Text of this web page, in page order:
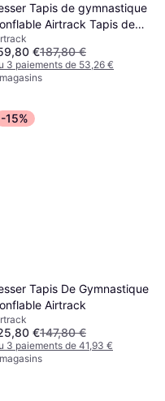
Tapis de gymnastique
Airtrack Tapis de
Tapis de gymnastique
4/5/6m Sac de transport &
à air électrique inclus
€187,80 €
3 paiements de 53,26 €
-15%
Tapis De Gymnastique
Airtrack
€147,80 €
3 paiements de 41,93 €